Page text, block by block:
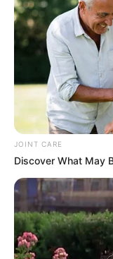
JOINT CARE
Discover What May